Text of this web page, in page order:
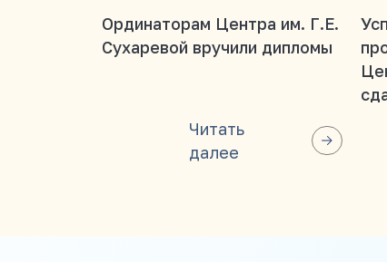
Ординаторам Центра им. Г.Е.
Сухаревой вручили дипломы
Читать
далее